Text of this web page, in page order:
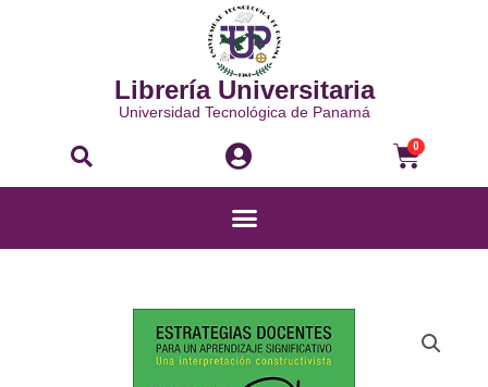
Librería Universitaria
Universidad Tecnológica de Panamá
Buscar 0
Menú